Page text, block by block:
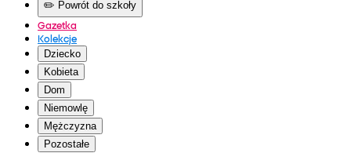
✏️ Powrót do szkoły
Gazetka
Kolekcje
Dziecko
Kobieta
Dom
Niemowlę
Mężczyzna
Pozostałe